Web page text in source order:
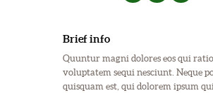
Brief info
Quuntur magni dolores eos qui
voluptatem sequi nesciunt. Neque
quisquam est, qui dolorem ipsum